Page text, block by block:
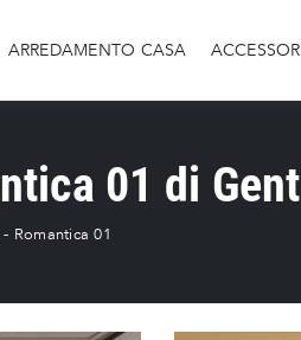
ARREDAMENTO CASA
01 di
- Romantica 01